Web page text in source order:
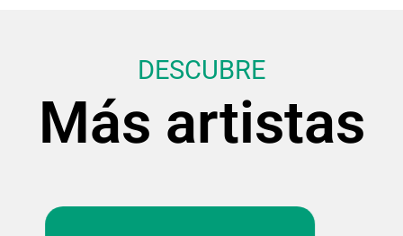
DESCUBRE
Más artistas